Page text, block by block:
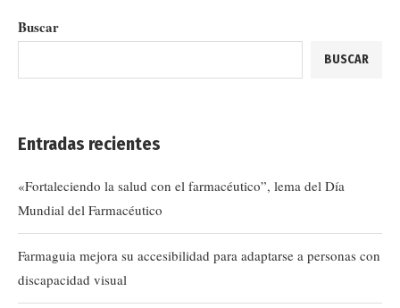
Buscar
BUSCAR
Entradas recientes
«Fortaleciendo la salud con el farmacéutico”, lema del Día
Mundial del Farmacéutico
Farmaguia mejora su accesibilidad para adaptarse a personas con
discapacidad visual